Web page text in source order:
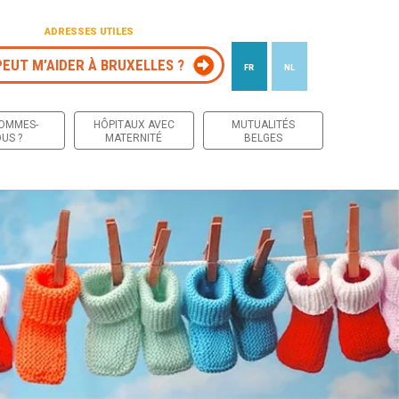
ADRESSES UTILES
M’AIDER À BRUXELLES ? FR NL
?
HÔPITAUX AVEC
MATERNITÉ
MUTUALITÉS
BELGES